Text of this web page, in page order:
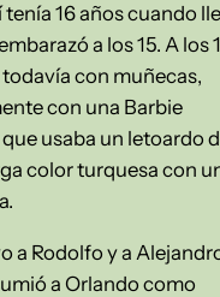
16 años cuando
a los 15. A los
con muñecas,
con una Barbie
usaba un letoardo
color turquesa con
a Rodolfo y a
a Orlando como